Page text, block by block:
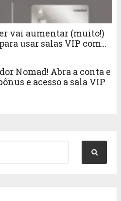
vai aumentar (muito!)
usar salas VIP com
Nomad! Abra a conta e
e acesso a sala VIP